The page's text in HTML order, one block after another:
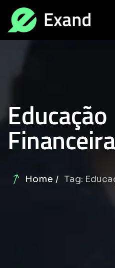
Educação
Financeira
Home Tag: